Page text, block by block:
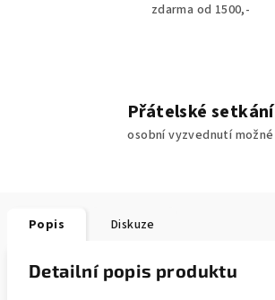
zdarma od 1500,-
Přátelské setkání
osobní vyzvednutí možné
Popis Diskuze
Detailní popis produktu